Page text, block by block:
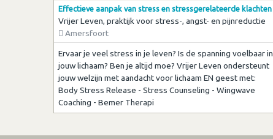
Effectieve aanpak van stress en stressgerelateerde klachten
Vrijer Leven, praktijk voor stress-, angst- en pijnreductie
Amersfoort
Ervaar je veel stress in je leven? Is de spanning voelbaar in
jouw lichaam? Ben je altijd moe? Vrijer Leven ondersteunt
jouw welzijn met aandacht voor lichaam EN geest met:
Body Stress Release - Stress Counseling - Wingwave
Coaching - Bemer Therapi